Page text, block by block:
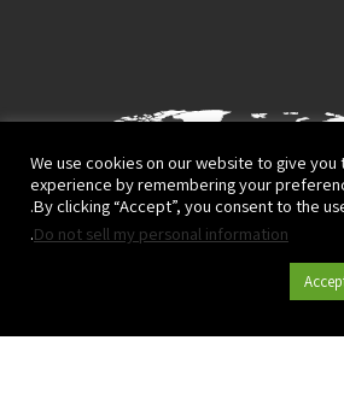
We use cookies on our website to give
experience by remembering your
By clicking “Accept”, you consent to the
Do not sell my personal information
.